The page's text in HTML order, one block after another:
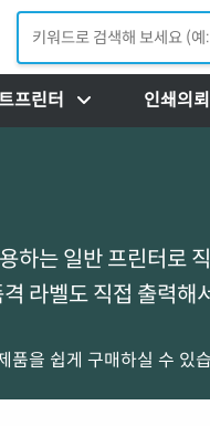
프린터 인쇄의뢰
하는 일반 프린터로
라벨도 직접 출력해
품을 쉽게 구매하실 수 있